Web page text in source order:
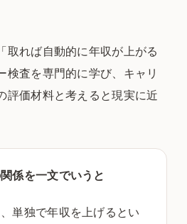
取れば自動的に年収が上がる
検査を専門的に学び、キャリ
評価材料と考えると現実に近
係を一文でいうと
単独で年収を上げるとい